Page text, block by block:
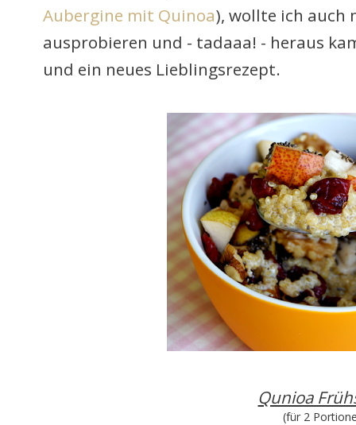
Aubergine mit Quinoa), wollte ich auch
ausprobieren und - tadaaa! - heraus
und ein neues Lieblingsrezept.
Qunioa
(für 2